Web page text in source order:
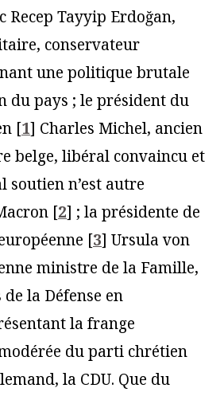
Recep Tayyip Erdoğan,
conservateur
une politique brutale
du pays ; le président du
[1] Charles Michel, ancien
belge, libéral convaincu et
n’est autre
[2] ; la présidente de
[3] Ursula von
ministre de la Famille,
la Défense en
la frange
du parti chrétien
la CDU. Que du